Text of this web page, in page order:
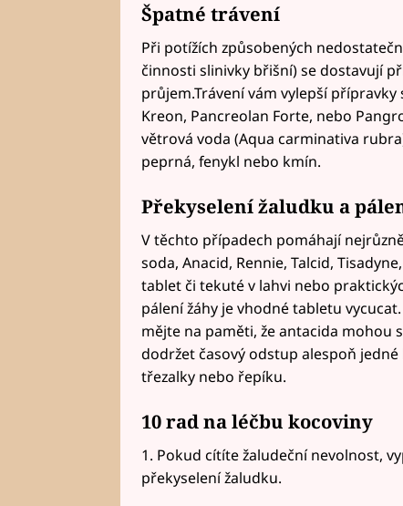
Špatné trávení
Při potížích způsobených
činnosti slinivky břišní) se dostavují
průjem.Trávení vám vylepší
Kreon, Pancreolan Forte, nebo
větrová voda (Aqua carminativa
peprná, fenykl nebo kmín.
Překyselení žaludku a
V těchto případech pomáhají
soda, Anacid, Rennie, Talcid,
tablet či tekuté v lahvi nebo
pálení žáhy je vhodné tabletu
mějte na paměti, že antacida mohou
dodržet časový odstup alespoň
třezalky nebo řepíku.
10 rad na léčbu kocoviny
1. Pokud cítíte žaludeční nevolnost,
překyselení žaludku.